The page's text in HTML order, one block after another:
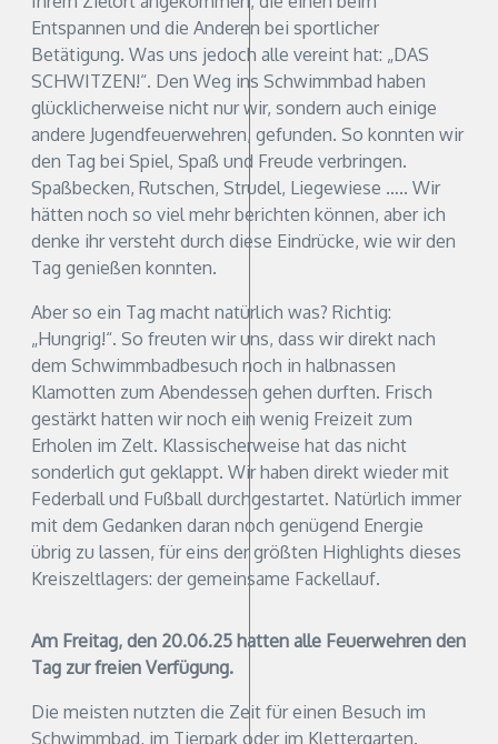
Entspannen und die Anderen bei sportlicher
Betätigung. Was uns jedoch alle vereint hat: „DAS
SCHWITZEN!“. Den Weg ins Schwimmbad haben
glücklicherweise nicht nur wir, sondern auch einige
andere Jugendfeuerwehren, gefunden. So konnten wir
den Tag bei Spiel, Spaß und Freude verbringen.
Spaßbecken, Rutschen, Strudel, Liegewiese ….. Wir
hätten noch so viel mehr berichten können, aber ich
denke ihr versteht durch diese Eindrücke, wie wir den
Tag genießen konnten.
Aber so ein Tag macht natürlich was? Richtig:
„Hungrig!“. So freuten wir uns, dass wir direkt nach
dem Schwimmbadbesuch noch in halbnassen
Klamotten zum Abendessen gehen durften. Frisch
gestärkt hatten wir noch ein wenig Freizeit zum
Erholen im Zelt. Klassischerweise hat das nicht
sonderlich gut geklappt. Wir haben direkt wieder mit
Federball und Fußball durchgestartet. Natürlich immer
mit dem Gedanken daran noch genügend Energie
übrig zu lassen, für eins der größten Highlights dieses
Kreiszeltlagers: der gemeinsame Fackellauf.
Am Freitag, den 20.06.25 hatten alle Feuerwehren den
Tag zur freien Verfügung.
Die meisten nutzten die Zeit für einen Besuch im
Schwimmbad, im Tierpark oder im Klettergarten.